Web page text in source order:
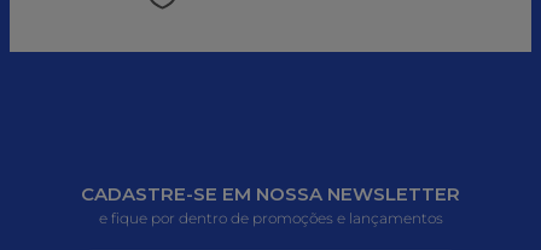
CADASTRE-SE EM NOSSA NEWSLETTER
e fique por dentro de promoções e lançamentos